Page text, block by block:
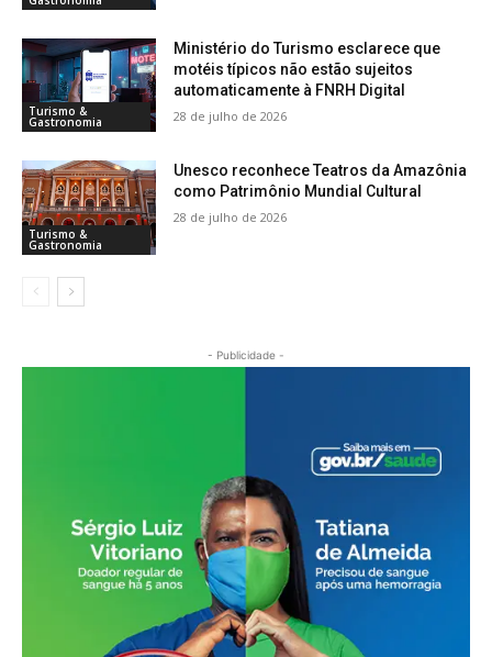
Turismo &
Gastronomia
Ministério do Turismo esclarece que
motéis típicos não estão sujeitos
automaticamente à FNRH Digital
28 de julho de 2026
Turismo &
Gastronomia
Unesco reconhece Teatros da Amazônia
como Patrimônio Mundial Cultural
28 de julho de 2026
- Publicidade -